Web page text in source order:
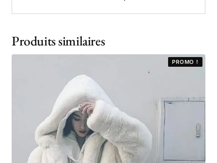
Produits similaires
PROMO !